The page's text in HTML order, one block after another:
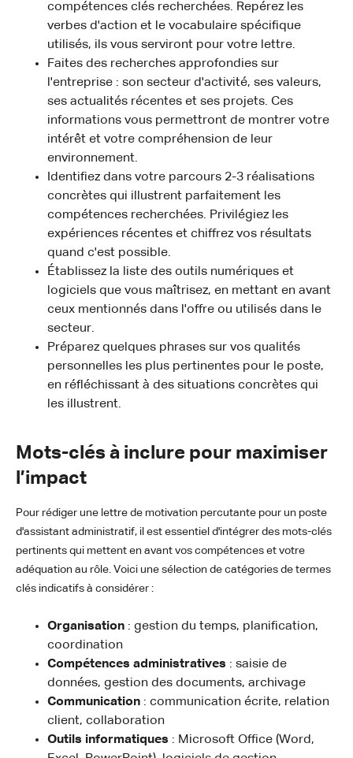
compétences clés recherchées. Repérez les
verbes d'action et le vocabulaire spécifique
utilisés, ils vous serviront pour votre lettre.
Faites des recherches approfondies sur
l'entreprise : son secteur d'activité, ses valeurs,
ses actualités récentes et ses projets. Ces
informations vous permettront de montrer votre
intérêt et votre compréhension de leur
environnement.
Identifiez dans votre parcours 2-3 réalisations
concrètes qui illustrent parfaitement les
compétences recherchées. Privilégiez les
expériences récentes et chiffrez vos résultats
quand c'est possible.
Établissez la liste des outils numériques et
logiciels que vous maîtrisez, en mettant en avant
ceux mentionnés dans l'offre ou utilisés dans le
secteur.
Préparez quelques phrases sur vos qualités
personnelles les plus pertinentes pour le poste,
en réfléchissant à des situations concrètes qui
les illustrent.
Mots-clés à inclure pour maximiser
l’impact
Pour rédiger une lettre de motivation percutante pour un poste
d'assistant administratif, il est essentiel d'intégrer des mots-clés
pertinents qui mettent en avant vos compétences et votre
adéquation au rôle. Voici une sélection de catégories de termes
clés indicatifs à considérer :
Organisation : gestion du temps, planification,
coordination
Compétences administratives : saisie de
données, gestion des documents, archivage
Communication : communication écrite, relation
client, collaboration
Outils informatiques : Microsoft Office (Word,